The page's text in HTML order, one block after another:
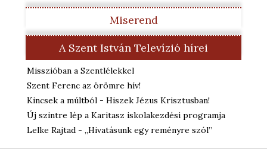
Miserend
A Szent István Televízió hírei
Misszióban a Szentlélekkel
Szent Ferenc az örömre hív!
Kincsek a múltból - Hiszek Jézus Krisztusban!
Új szintre lép a Karitasz iskolakezdési programja
Lelke Rajtad - „Hivatásunk egy reményre szól”